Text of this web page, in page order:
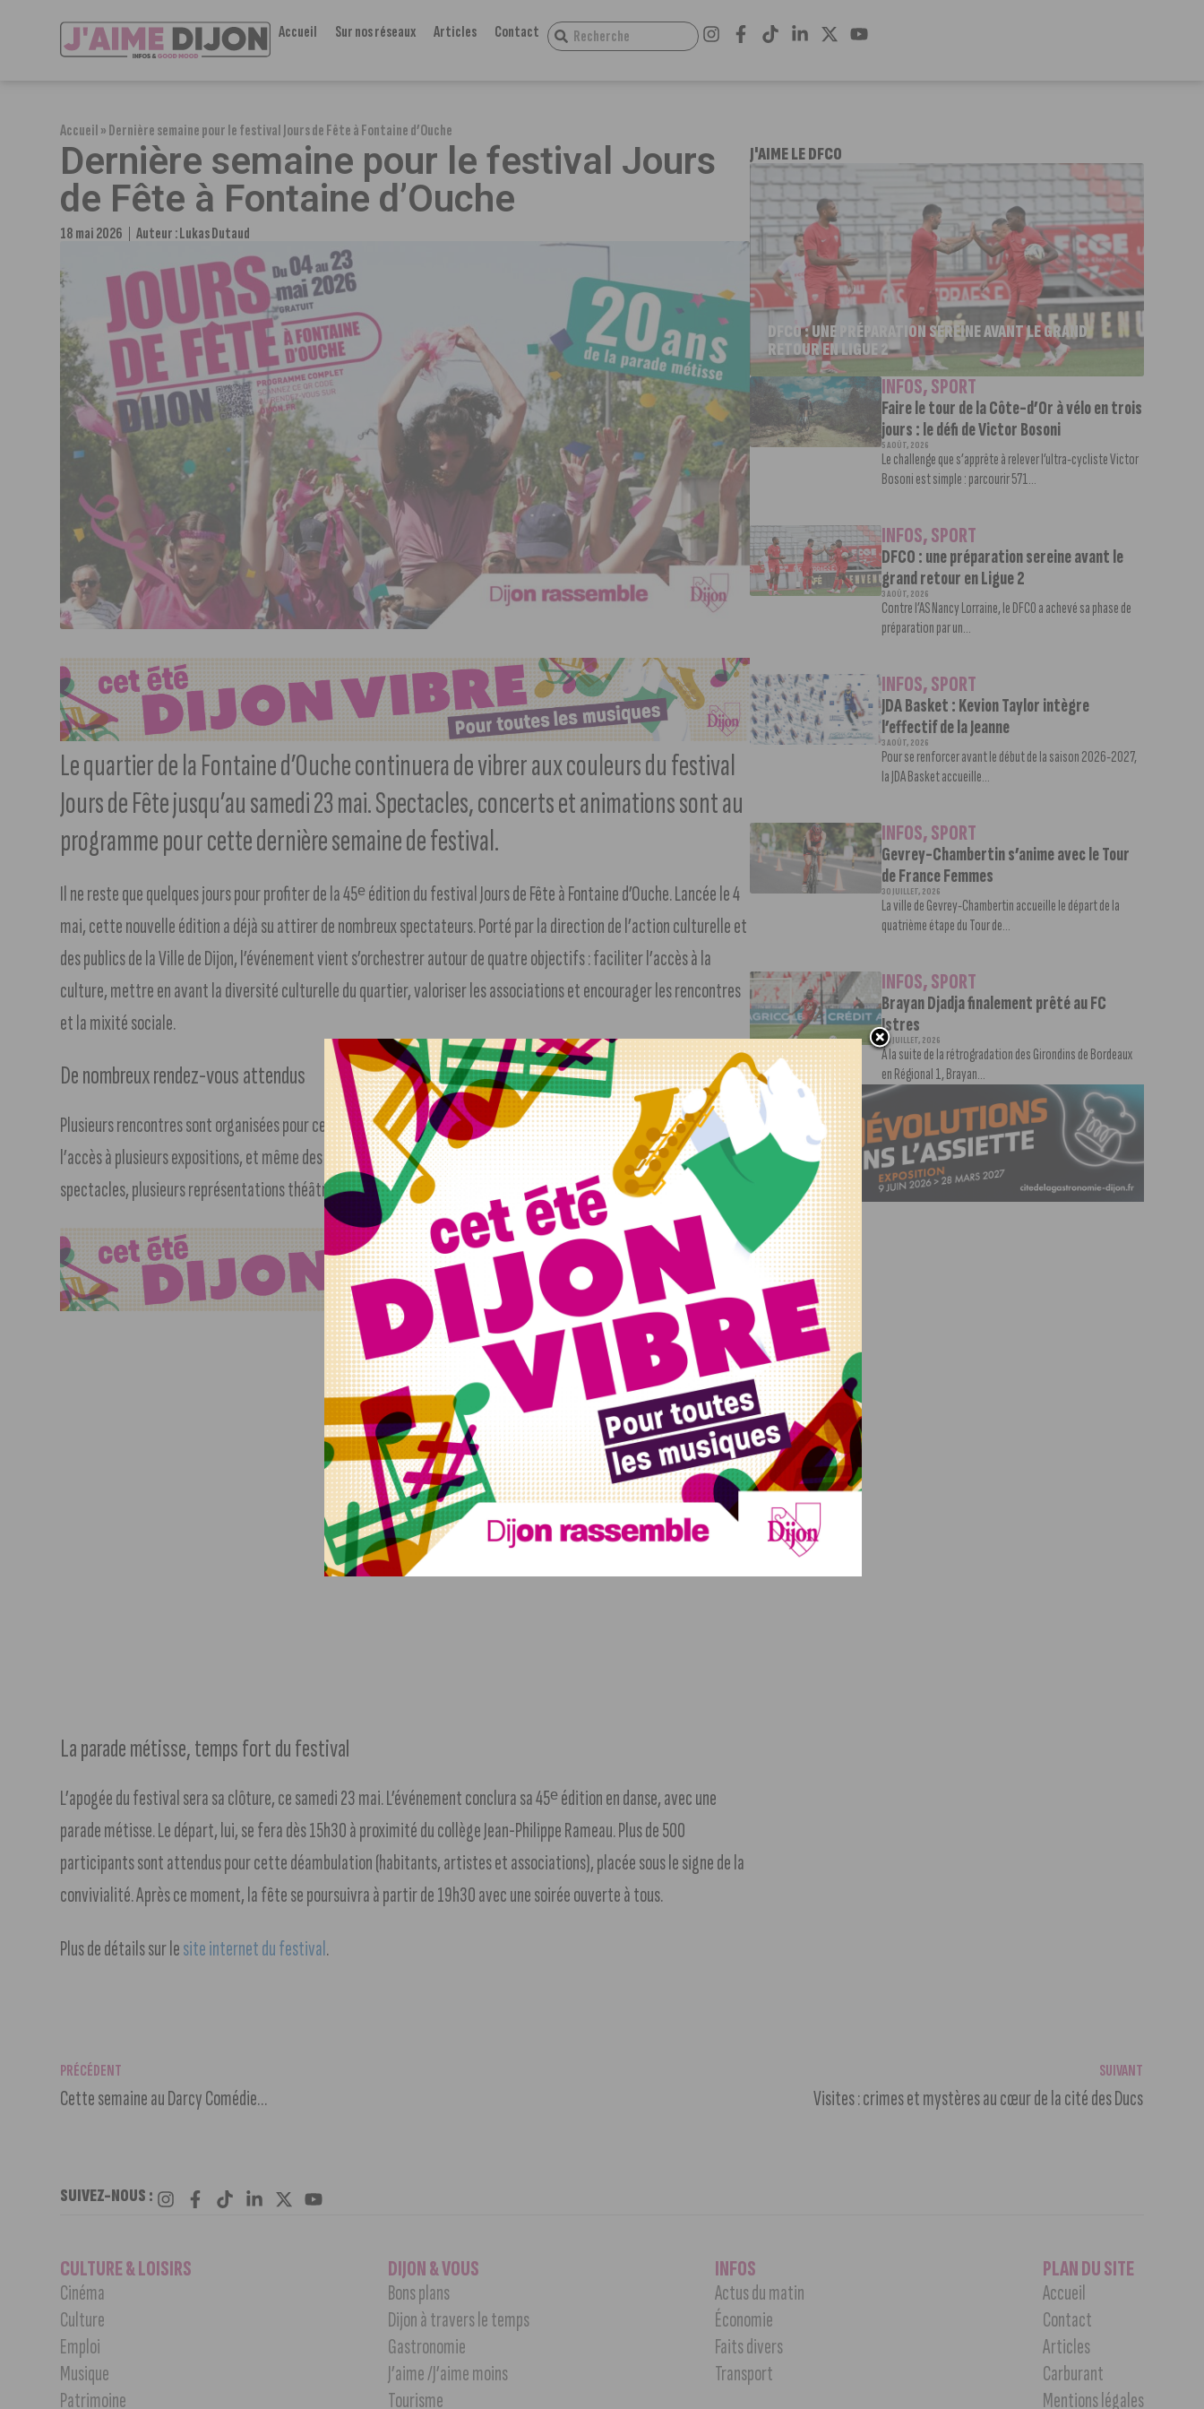
Accueil Sur nos réseaux Articles Contact
Accueil»Dernière semaine pour le festival Jours de Fête à Fontaine d’Ouche
Dernière semaine pour le festival Jours
de Fête à Fontaine d’Ouche
18 mai 2026 Auteur :Lukas Dutaud
Le quartier de la Fontaine d’Ouche continuera de vibrer aux couleurs du festival
Jours de Fête jusqu’au samedi 23 mai. Spectacles, concerts et animations sont au
programme pour cette dernière semaine de festival.
Il ne reste que quelques jours pour profiter de la 45ᵉ édition du festival Jours de Fête à Fontaine d’Ouche. Lancée le 4
mai, cette nouvelle édition a déjà su attirer de nombreux spectateurs. Porté par la direction de l’action culturelle et
des publics de la Ville de Dijon, l’événement vient s’orchestrer autour de quatre objectifs : faciliter l’accès à la
culture, mettre en avant la diversité culturelle du quartier, valoriser les associations et encourager les rencontres
et la mixité sociale.
De nombreux rendez-vous attendus
Plusieurs rencontres sont organisées pour cette dernière semaine de festival. Parmi elles, des ateliers artistiques,
l’accès à plusieurs expositions, et même des séances de découverte de l’aquagym pour les plus courageux. Côté
spectacles, plusieurs représentations théâtrales et musicales sont au programme.
La parade métisse, temps fort du festival
L’apogée du festival sera sa clôture, ce samedi 23 mai. L’événement conclura sa 45ᵉ édition en danse, avec une
parade métisse. Le départ, lui, se fera dès 15h30 à proximité du collège Jean-Philippe Rameau. Plus de 500
participants sont attendus pour cette déambulation (habitants, artistes et associations), placée sous le signe de la
convivialité. Après ce moment, la fête se poursuivra à partir de 19h30 avec une soirée ouverte à tous.
Plus de détails sur lesite internet du festival.
J'AIME LE DFCO
DFCO : UNE PRÉPARATION SEREINE AVANT LE GRAND
RETOUR EN LIGUE 2
INFOS,SPORT
Faire le tour de la Côte-d’Or à vélo en trois
jours : le défi de Victor Bosoni
5 AOÛT, 2026
Le challenge que s’apprête à relever l’ultra-cycliste Victor
Bosoni est simple : parcourir 571...
INFOS,SPORT
DFCO : une préparation sereine avant le
grand retour en Ligue 2
3 AOÛT, 2026
Contre l’AS Nancy Lorraine, le DFCO a achevé sa phase de
préparation par un...
INFOS,SPORT
JDA Basket : Kevion Taylor intègre
l’effectif de la Jeanne
3 AOÛT, 2026
Pour se renforcer avant le début de la saison 2026-2027,
la JDA Basket accueille...
INFOS,SPORT
Gevrey-Chambertin s’anime avec le Tour
de France Femmes
30 JUILLET, 2026
La ville de Gevrey-Chambertin accueille le départ de la
quatrième étape du Tour de...
INFOS,SPORT
Brayan Djadja finalement prêté au FC
Istres
28 JUILLET, 2026
À la suite de la rétrogradation des Girondins de Bordeaux
en Régional 1, Brayan...
PRÉCÉDENT
Cette semaine au Darcy Comédie…
SUIVANT
Visites : crimes et mystères au cœur de la cité des Ducs
SUIVEZ-NOUS :
CULTURE & LOISIRS
Cinéma
Culture
Emploi
Musique
Patrimoine
DIJON & VOUS
Bons plans
Dijon à travers le temps
Gastronomie
J’aime /J’aime moins
Tourisme
INFOS
Actus du matin
Économie
Faits divers
Transport
PLAN DU SITE
Accueil
Contact
Articles
Carburant
Mentions légales